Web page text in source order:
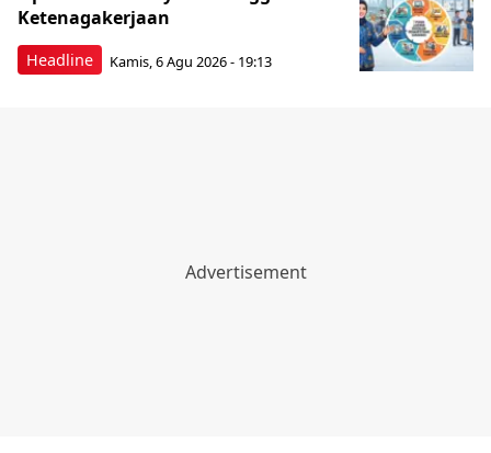
Headline
Ketenagakerjaan
Kamis, 6 Agu 2026 - 19:13